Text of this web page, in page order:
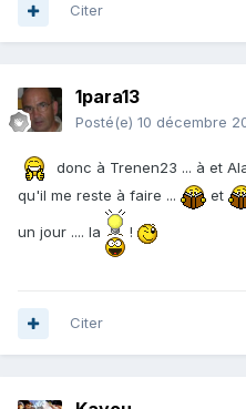
Citer
1para13
Posté(e) 10 décembre
donc à Trenen23 ... à et
qu'il me reste à faire ...
et
un jour .... la !
Citer